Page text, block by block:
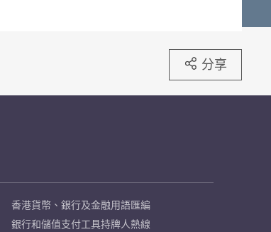
分享
香港貨幣、銀行及金融用語匯編
銀行和儲值支付工具持牌人熱線